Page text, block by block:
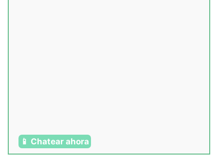
📱 Chatear ahora